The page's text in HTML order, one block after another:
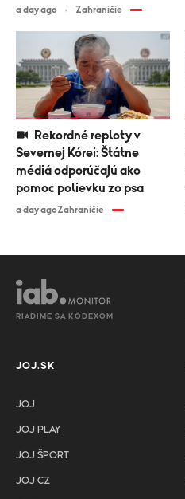
Severnej Kórei: Štátne
médiá odporúčajú ako
pomoc polievku zo psa
a day agoZahraničie
a day ago Zahraničie
RIADIME SA KÓDEXOM
JOJ.SK
JOJ
JOJ PLAY
JOJ ŠPORT
JOJ CZ